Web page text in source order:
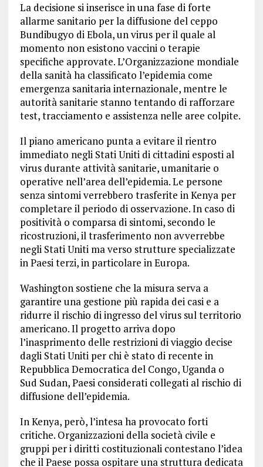
La decisione si inserisce in una fase di forte
allarme sanitario per la diffusione del ceppo
Bundibugyo di Ebola, un virus per il quale al
momento non esistono vaccini o terapie
specifiche approvate. L’Organizzazione mondiale
della sanità ha classificato l’epidemia come
emergenza sanitaria internazionale, mentre le
autorità sanitarie stanno tentando di rafforzare
test, tracciamento e assistenza nelle aree colpite.
Il piano americano punta a evitare il rientro
immediato negli Stati Uniti di cittadini esposti al
virus durante attività sanitarie, umanitarie o
operative nell’area dell’epidemia. Le persone
senza sintomi verrebbero trasferite in Kenya per
completare il periodo di osservazione. In caso di
positività o comparsa di sintomi, secondo le
ricostruzioni, il trasferimento non avverrebbe
negli Stati Uniti ma verso strutture specializzate
in Paesi terzi, in particolare in Europa.
Washington sostiene che la misura serva a
garantire una gestione più rapida dei casi e a
ridurre il rischio di ingresso del virus sul territorio
americano. Il progetto arriva dopo
l’inasprimento delle restrizioni di viaggio decise
dagli Stati Uniti per chi è stato di recente in
Repubblica Democratica del Congo, Uganda o
Sud Sudan, Paesi considerati collegati al rischio di
diffusione dell’epidemia.
In Kenya, però, l’intesa ha provocato forti
critiche. Organizzazioni della società civile e
gruppi per i diritti costituzionali contestano l’idea
che il Paese possa ospitare una struttura dedicata